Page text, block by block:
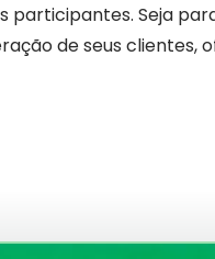
participantes. Seja
de seus clientes,